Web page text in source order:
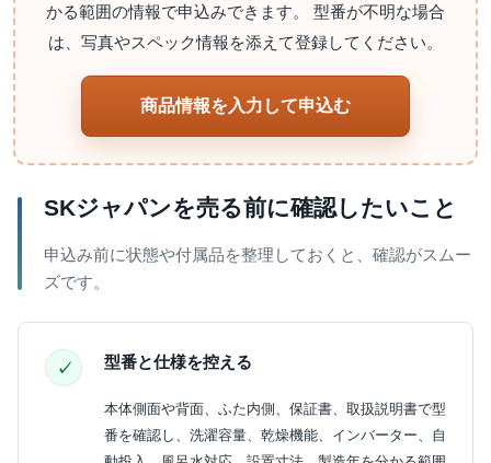
かる範囲の情報で申込みできます。 型番が不明な場合
は、写真やスペック情報を添えて登録してください。
商品情報を入力して申込む
SKジャパンを売る前に確認したいこと
申込み前に状態や付属品を整理しておくと、確認がスムー
ズです。
型番と仕様を控える
本体側面や背面、ふた内側、保証書、取扱説明書で型
番を確認し、洗濯容量、乾燥機能、インバーター、自